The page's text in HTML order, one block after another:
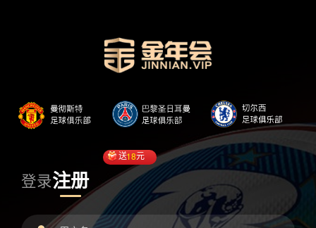
登录注册
送18元